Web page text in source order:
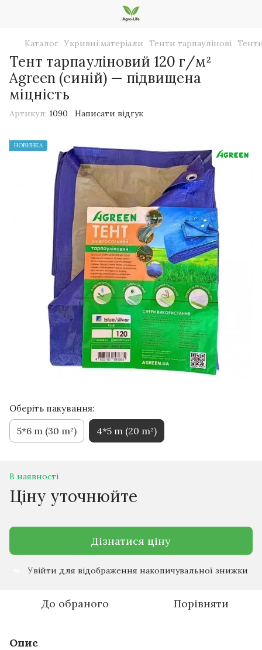
Каталог Укривні матеріали Тенти тарпаулінові
Тент тарпауліновий 120 г/м²
Agreen (синій) — підвищена
міцність
Артикул: 1090 Написати відгук
НОВИНКА
Оберіть пакування:
5*6 m (30 m²) 4*5 m (20 m²)
В наявності
Ціну уточнюйте
Дізнатися ціну
Увійти для відображення накопичувальної знижки
До обраного Порівняти
Опис